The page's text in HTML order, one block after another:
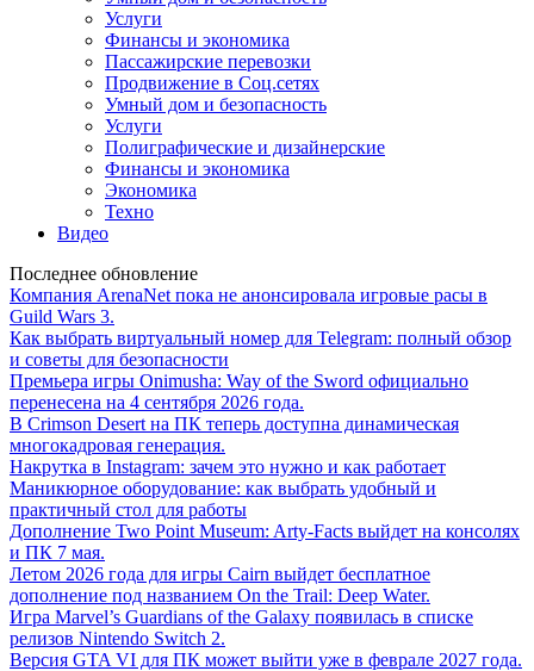
Услуги
Финансы и экономика
Пассажирские перевозки
Продвижение в Соц.сетях
Умный дом и безопасность
Услуги
Полиграфические и дизайнерские
Финансы и экономика
Экономика
Техно
Видео
Последнее обновление
Компания ArenaNet пока не анонсировала игровые расы в
Guild Wars 3.
Как выбрать виртуальный номер для Telegram: полный обзор
и советы для безопасности
Премьера игры Onimusha: Way of the Sword официально
перенесена на 4 сентября 2026 года.
В Crimson Desert на ПК теперь доступна динамическая
многокадровая генерация.
Накрутка в Instagram: зачем это нужно и как работает
Маникюрное оборудование: как выбрать удобный и
практичный стол для работы
Дополнение Two Point Museum: Arty-Facts выйдет на консолях
и ПК 7 мая.
Летом 2026 года для игры Cairn выйдет бесплатное
дополнение под названием On the Trail: Deep Water.
Игра Marvel’s Guardians of the Galaxy появилась в списке
релизов Nintendo Switch 2.
Версия GTA VI для ПК может выйти уже в феврале 2027 года.